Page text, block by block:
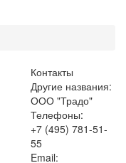
Контакты
Другие названия:
ООО "Традо"
Телефоны:
+7 (495) 781-51-
55
Email: